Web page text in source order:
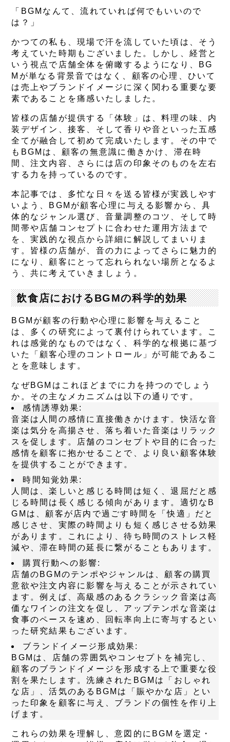
「BGMなんて、流れていれば何でもいいので
は？」
かつての私も、現場で汗を流していた頃は、そう
考えていた時期もございました。しかし、経営と
いう視点で店舗全体を俯瞰するようになり、BG
Mが単なる背景音ではなく、顧客の心理、ひいて
は売上やブランドイメージに深く関わる重要な要
素であることを痛感いたしました。
皆様の店舗が提供する「体験」は、料理の味、内
装デザイン、接客、そして香りや音といった五感
全てが融合して初めて完成いたします。その中で
もBGMは、顧客の無意識に働きかけ、滞在時
間、注文内容、さらには店の印象そのものを左右
する力を持っているのです。
本記事では、多忙な日々を送る皆様が実践しやす
いよう、BGMが顧客心理に与える影響から、具
体的なジャンル選び、音量調整のコツ、そして時
間帯や店舗コンセプトに合わせた運用方法まで
を、実践的な視点から詳細に解説してまいりま
す。皆様の店舗が、音の力によってさらに魅力的
になり、顧客にとって忘れられない場所となるよ
う、共に考えていきましょう。
飲食店におけるBGMの科学的効果
BGMが顧客の行動や心理に影響を与えること
は、多くの研究によって裏付けられています。こ
れは感覚的なものではなく、科学的な根拠に基づ
いた「顧客心理のコントロール」が可能であるこ
とを意味します。
なぜBGMはこれほどまでに力を持つのでしょう
か。その主なメカニズムは以下の通りです。
感情誘導効果:
音楽は人間の感情に直接働きかけます。快活な音
楽は気分を高揚させ、落ち着いた音楽はリラック
スを促します。店舗のコンセプトや目的に合った
感情を顧客に抱かせることで、より良い顧客体験
を提供することができます。
時間知覚効果:
人間は、楽しいと感じる時間は短く、退屈だと感
じる時間は長く感じる傾向があります。適切なB
GMは、顧客が店内で過ごす時間を「快適」だと
感じさせ、実際の時間よりも短く感じさせる効果
があります。これにより、待ち時間のストレス軽
減や、滞在時間の延長に繋がることもあります。
購買行動への影響:
店舗のBGMのテンポやジャンルは、顧客の購買
意欲や注文内容に影響を与えることが示されてい
ます。例えば、高級感のあるクラシック音楽は高
価なワインの注文を促し、アップテンポな音楽は
食事のペースを速め、回転率向上に寄与するとい
った研究結果もございます。
ブランドイメージ形成効果:
BGMは、店舗の雰囲気やコンセプトを補完し、
顧客のブランドイメージを形成する上で重要な役
割を果たします。洗練されたBGMは「おしゃれ
な店」、活気のあるBGMは「賑やかな店」とい
った印象を顧客に与え、ブランドの個性を作り上
げます。
これらの効果を理解し、意図的にBGMを選定・